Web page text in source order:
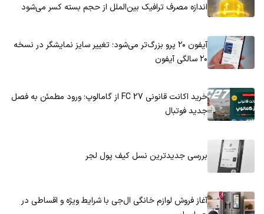
اندازه مصرف ترافیک بین‌الملل از حجم بسته کسر می‌شود
آیفون ۲۰ پرو بزرگ‌تر می‌شود؛ تغییر سایز نمایشگر در نسخه
۲۰ سالگی آیفون
خرید اکانت قانونی FC 27 از گامالوپ؛ ورود مطمئن به فصل
جدید فوتبال
بررسی جدیدترین نسل کیف پول لجر
آغاز فروش لوازم خانگی ال‌جی با شرایط ویژه و اقساطی در